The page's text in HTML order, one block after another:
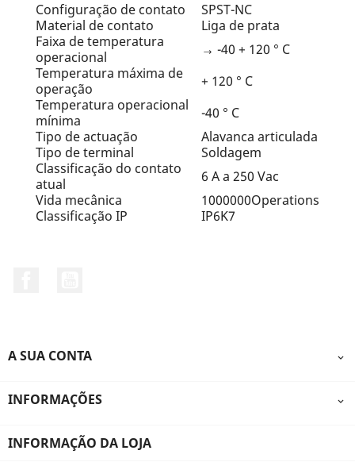
Configuração de contato
SPST-NC
Material de contato
Liga de prata
Faixa de temperatura
operacional
→ -40 + 120 ° C
Temperatura máxima de
operação
+ 120 ° C
Temperatura operacional
mínima
-40 ° C
Tipo de actuação
Alavanca articulada
Tipo de terminal
Soldagem
Classificação do contato
atual
6 A a 250 Vac
Vida mecânica
1000000Operations
Classificação IP
IP6K7
A SUA CONTA 
INFORMAÇÕES 
INFORMAÇÃO DA LOJA